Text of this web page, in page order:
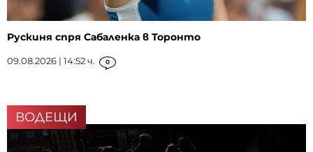
Рускиня спря Сабаленка в Торонто
09.08.2026 | 14:52 ч. 0
ВОДЕЩИ